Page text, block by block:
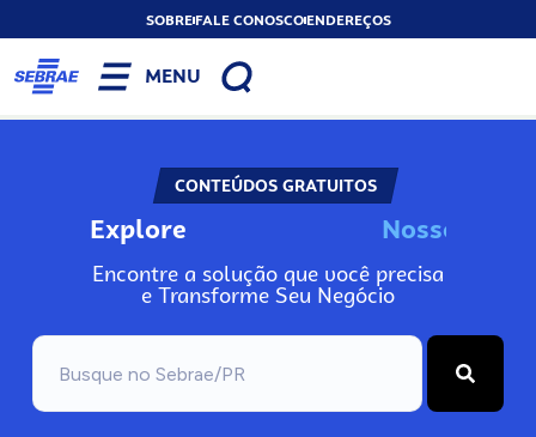
SOBREFALE CONOSCOENDEREÇOS
MENU
CONTEÚDOS GRATUITOS
Explore Nos
Encontre a solução que você precisa
e Transforme Seu Negócio